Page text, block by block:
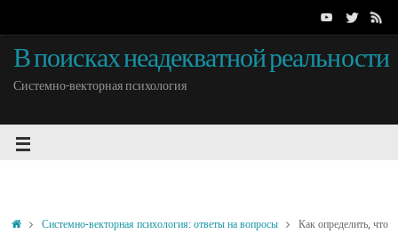
В поисках неадекватной реальности
Системно-векторная психология
Системно-векторная психология: ответы на вопросы
Как определить, что